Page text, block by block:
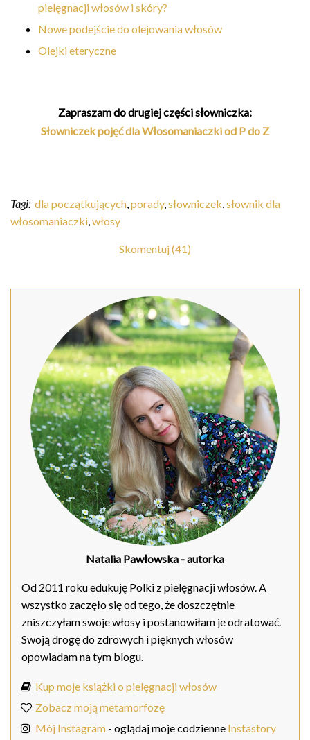
pielęgnacji włosów i skóry?
Nowe podejście do olejowania włosów
Olejki eteryczne
Zapraszam do drugiej części słowniczka:
Słowniczek pojęć dla Włosomaniaczki od P do Z
Tagi: dla początkujących,porady,słowniczek,słownik dla
włosomaniaczki,włosy
Skomentuj (41)
Natalia Pawłowska - autorka
Od 2011 roku edukuję Polki z pielęgnacji włosów. A
wszystko zaczęło się od tego, że doszczętnie
zniszczyłam swoje włosy i postanowiłam je odratować.
Swoją drogę do zdrowych i pięknych włosów
opowiadam na tym blogu.
Kup moje książki o pielęgnacji włosów
Zobacz moją metamorfozę
Mój Instagram - oglądaj moje codzienne Instastory